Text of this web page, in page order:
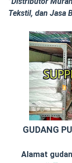
Tekstil, dan Jasa
GUDANG
Alamat